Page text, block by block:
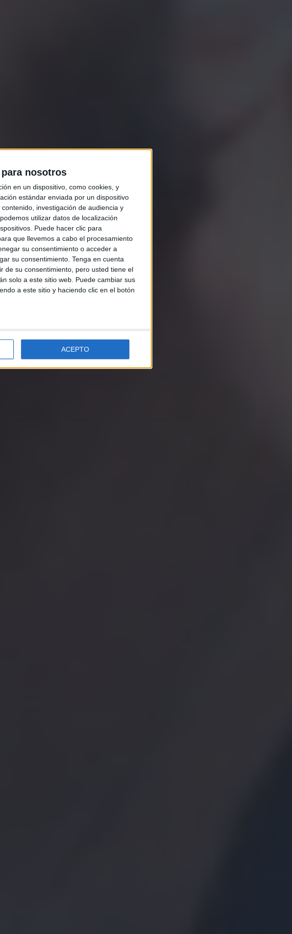
nosotros
en un dispositivo, como cookies, y
estándar enviada por un dispositivo
investigación de audiencia y
utilizar datos de localización
Puede hacer clic para
que llevemos a cabo el procesamiento
su consentimiento o acceder a
su consentimiento. Tenga en cuenta
de su consentimiento, pero usted tiene el
solo a este sitio web. Puede cambiar sus
a este sitio y haciendo clic en el botón
ACEPTO